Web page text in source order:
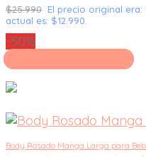
$25.990 El precio original era:
actual es: $12.990.
-50%
Seleccionar opciones
Body Rosado Manga Larga para